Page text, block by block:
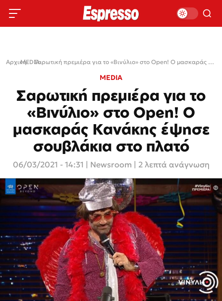
Αρχική›
MEDIA› Σαρωτική πρεμιέρα για το «Βινύλιο» στο Open! Ο μασκαράς Κανάκης έψησε σουβλάκια στο πλατό
MEDIA
Σαρωτική πρεμιέρα για το
«Βινύλιο» στο Open! Ο
μασκαράς Κανάκης έψησε
σουβλάκια στο πλατό
06/03/2021 - 14:31 Newsroom | 2 λεπτά ανάγνωση